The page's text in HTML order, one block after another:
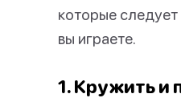
которые
вы играете.
1. Кружить и